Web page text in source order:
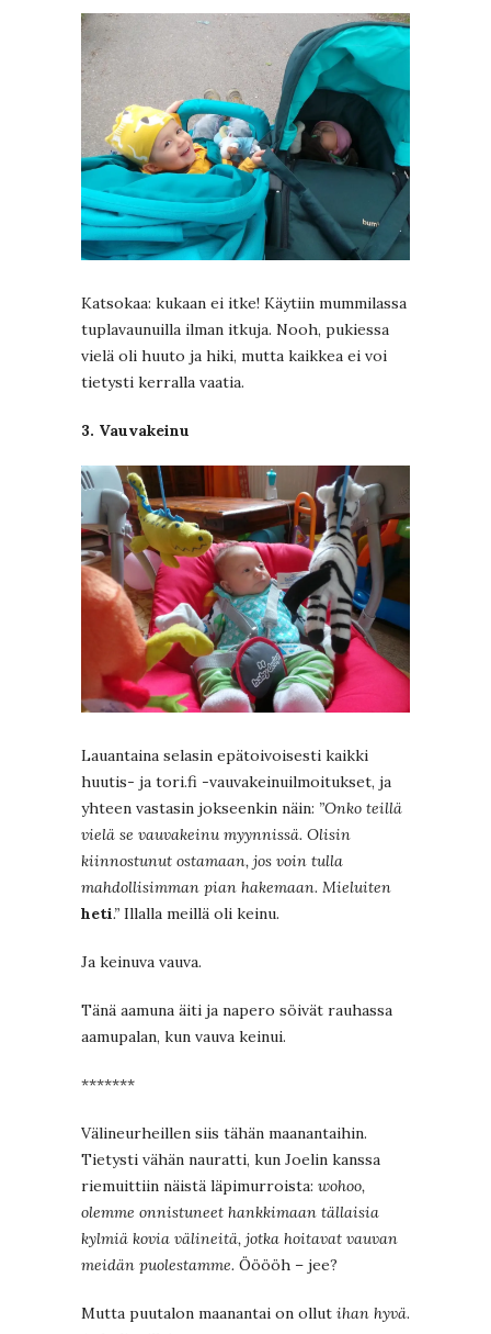
Katsokaa: kukaan ei itke! Käytiin mummilassa
tuplavaunuilla ilman itkuja. Nooh, pukiessa
vielä oli huuto ja hiki, mutta kaikkea ei voi
tietysti kerralla vaatia.
3. Vauvakeinu
Lauantaina selasin epätoivoisesti kaikki
huutis- ja tori.fi -vauvakeinuilmoitukset, ja
yhteen vastasin jokseenkin näin: ”Onko teillä
vielä se vauvakeinu myynnissä. Olisin
kiinnostunut ostamaan, jos voin tulla
mahdollisimman pian hakemaan. Mieluiten
heti.” Illalla meillä oli keinu.
Ja keinuva vauva.
Tänä aamuna äiti ja napero söivät rauhassa
aamupalan, kun vauva keinui.
*******
Välineurheillen siis tähän maanantaihin.
Tietysti vähän nauratti, kun Joelin kanssa
riemuittiin näistä läpimurroista: wohoo,
olemme onnistuneet hankkimaan tällaisia
kylmiä kovia välineitä, jotka hoitavat vauvan
meidän puolestamme. Ööööh – jee?
Mutta puutalon maanantai on ollut ihan hyvä.